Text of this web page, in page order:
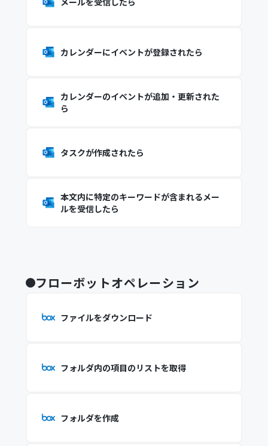
カレンダーにイベントが登録されたら
カレンダーのイベントが追加・更新された
ら
タスクが作成されたら
本文内に特定のキーワードが含まれるメー
ルを受信したら
フローボットオペレーション
ファイルをダウンロード
フォルダ内の項目のリストを取得
フォルダを作成